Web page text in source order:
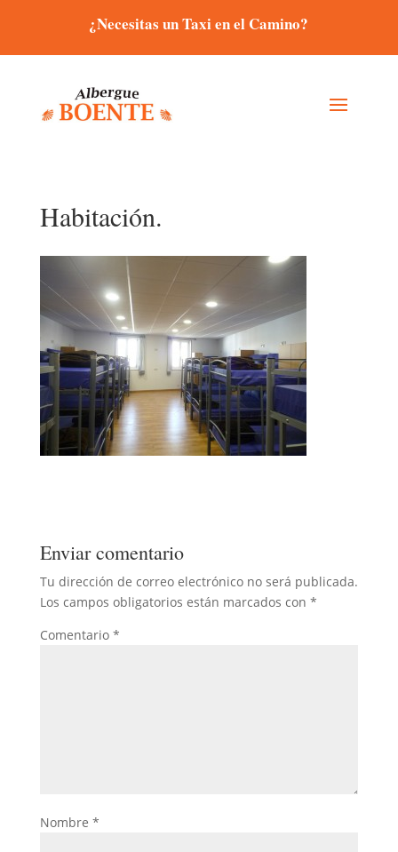
¿Necesitas un Taxi en el Camino?
Habitación.
Enviar comentario
Tu dirección de correo electrónico no será publicada.
Los campos obligatorios están marcados con *
Comentario *
Nombre *